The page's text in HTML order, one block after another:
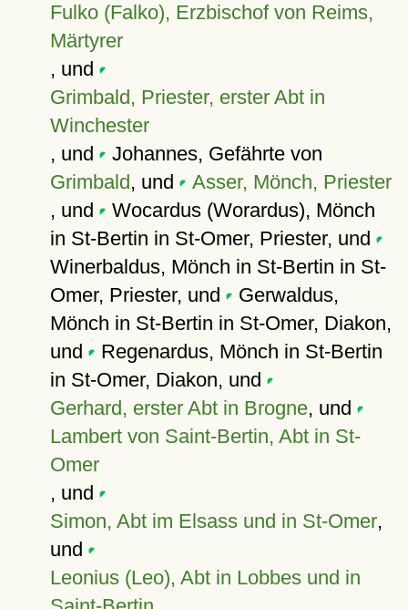
Fulko (Falko), Erzbischof von Reims,
Märtyrer
, und
Grimbald, Priester, erster Abt in
Winchester
, und
Johannes, Gefährte von
Grimbald, und
Asser, Mönch, Priester
, und
Wocardus (Worardus), Mönch
in St-Bertin in St-Omer, Priester, und
Winerbaldus, Mönch in St-Bertin in St-
Omer, Priester, und
Gerwaldus,
Mönch in St-Bertin in St-Omer, Diakon,
und
Regenardus, Mönch in St-Bertin
in St-Omer, Diakon, und
Gerhard, erster Abt in Brogne, und
Lambert von Saint-Bertin, Abt in St-
Omer
, und
Simon, Abt im Elsass und in St-Omer,
und
Leonius (Leo), Abt in Lobbes und in